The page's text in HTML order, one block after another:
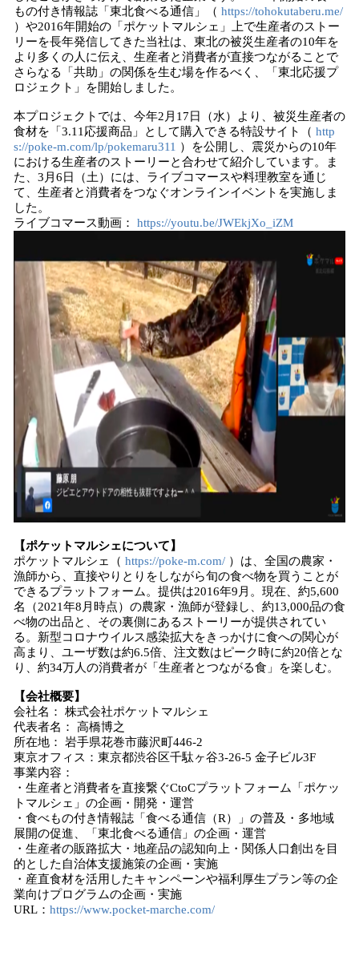
もの付き情報誌「東北食べる通信」（ https://tohokutaberu.me/
）や2016年開始の「ポケットマルシェ」上で生産者のストー
リーを長年発信してきた当社は、東北の被災生産者の10年を
より多くの人に伝え、生産者と消費者が直接つながることで
さらなる「共助」の関係を生む場を作るべく、「東北応援プ
ロジェクト」を開始しました。
本プロジェクトでは、今年2月17日（水）より、被災生産者の
食材を「3.11応援商品」として購入できる特設サイト（ http
s://poke-m.com/lp/pokemaru311 ）を公開し、震災からの10年
における生産者のストーリーと合わせて紹介しています。ま
た、3月6日（土）には、ライブコマースや料理教室を通じ
て、生産者と消費者をつなぐオンラインイベントを実施しま
した。
ライブコマース動画： https://youtu.be/JWEkjXo_iZM
【ポケットマルシェについて】
ポケットマルシェ（ https://poke-m.com/ ）は、全国の農家・
漁師から、直接やりとりをしながら旬の食べ物を買うことが
できるプラットフォーム。提供は2016年9月。現在、約5,600
名（2021年8月時点）の農家・漁師が登録し、約13,000品の食
べ物の出品と、その裏側にあるストーリーが提供されてい
る。新型コロナウイルス感染拡大をきっかけに食への関心が
高まり、ユーザ数は約6.5倍、注文数はピーク時に約20倍とな
り、約34万人の消費者が「生産者とつながる食」を楽しむ。
【会社概要】
会社名： 株式会社ポケットマルシェ
代表者名： 高橋博之
所在地： 岩手県花巻市藤沢町446-2
東京オフィス：東京都渋谷区千駄ヶ谷3-26-5 金子ビル3F
事業内容：
・生産者と消費者を直接繋ぐCtoCプラットフォーム「ポケッ
トマルシェ」の企画・開発・運営
・食べもの付き情報誌「食べる通信（R）」の普及・多地域
展開の促進、「東北食べる通信」の企画・運営
・生産者の販路拡大・地産品の認知向上・関係人口創出を目
的とした自治体支援施策の企画・実施
・産直食材を活用したキャンペーンや福利厚生プラン等の企
業向けプログラムの企画・実施
URL： https://www.pocket-marche.com/